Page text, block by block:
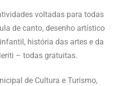
voltadas para todas
de canto, desenho artístico
história das artes e da
– todas gratuitas.
de Cultura e Turismo,